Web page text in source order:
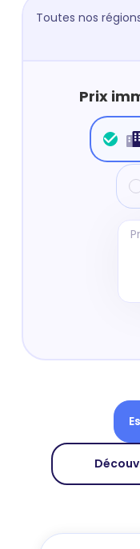
Toutes nos
Prix